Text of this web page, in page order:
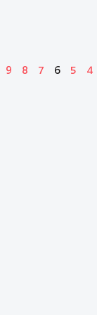
4
5
6
7
8
9